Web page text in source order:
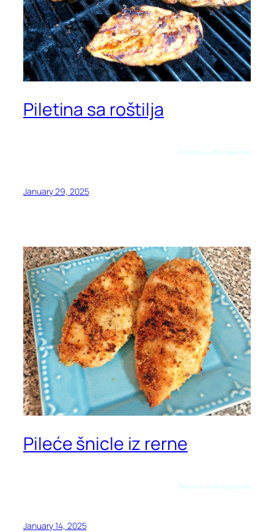
Piletina sa roštilja
Preuzeto sa allrecipes.com
January 29, 2025
Pileće šnicle iz rerne
Preuzeto sa allrecipes.com
January 14, 2025